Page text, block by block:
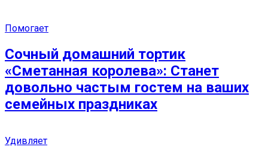
Помогает
Сочный домашний тортик
«Сметанная королева»: Станет
довольно частым гостем на ваших
семейных праздниках
Удивляет